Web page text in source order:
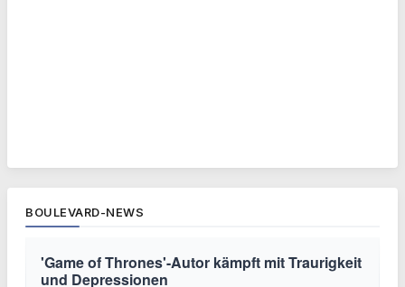
BOULEVARD-NEWS
'Game of Thrones'-Autor kämpft mit Traurigkeit
und Depressionen